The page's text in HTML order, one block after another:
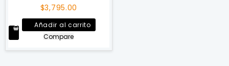
$3,795.00
Añadir al carrito
Compare